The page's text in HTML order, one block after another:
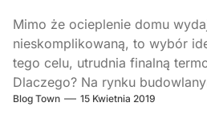
Mimo że ocieplenie domu
nieskomplikowaną, to wybór
tego celu, utrudnia finalną
Dlaczego? Na rynku
Blog Town 15 Kwietnia 2019